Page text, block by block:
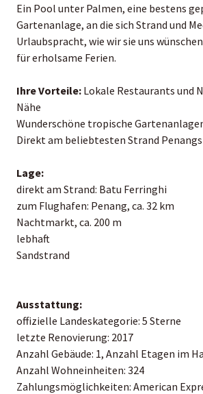
Ein Pool unter Palmen, eine bestens
Gartenanlage, an die sich Strand und
Urlaubs­pracht, wie wir sie uns
für erholsame Ferien.
Ihre Vorteile: Lokale Restaurants und
Nähe
Wunderschöne tropische
Direkt am beliebtesten Strand Penangs
Lage:
direkt am Strand: Batu Ferringhi
zum Flughafen: Penang, ca. 32 km
Nachtmarkt, ca. 200 m
lebhaft
Sandstrand
Ausstattung:
offizielle Landeskategorie: 5 Sterne
letzte Renovierung: 2017
Anzahl Gebäude: 1, Anzahl Etagen im
Anzahl Wohneinheiten: 324
Zahlungsmöglichkeiten: American